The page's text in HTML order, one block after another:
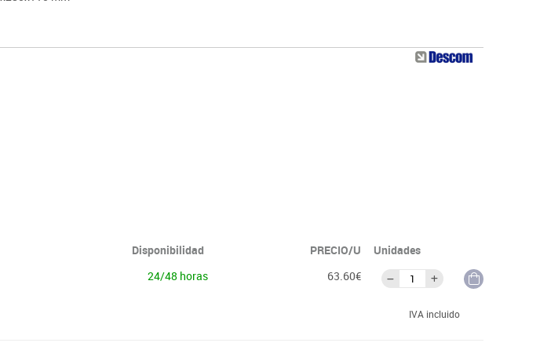
Disponibilidad PRECIO/U
Unidades
24/48 horas 63.60€
IVA incluido